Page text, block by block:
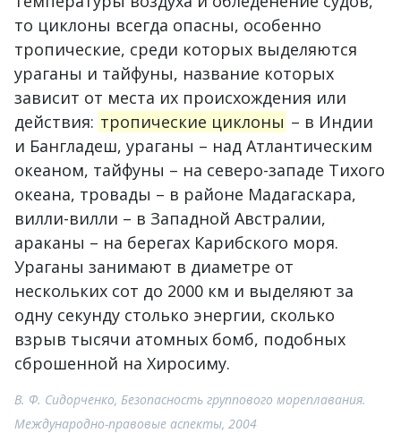
то циклоны всегда опасны, особенно
тропические, среди которых выделяются
ураганы и тайфуны, название которых
зависит от места их происхождения или
действия: тропические циклоны – в Индии
и Бангладеш, ураганы – над Атлантическим
океаном, тайфуны – на северо-западе Тихого
океана, тровады – в районе Мадагаскара,
вилли-вилли – в Западной Австралии,
араканы – на берегах Карибского моря.
Ураганы занимают в диаметре от
нескольких сот до 2000 км и выделяют за
одну секунду столько энергии, сколько
взрыв тысячи атомных бомб, подобных
сброшенной на Хиросиму.
В. Ф. Сидорченко, Безопасность группового мореплавания.
Международно-правовые аспекты, 2004